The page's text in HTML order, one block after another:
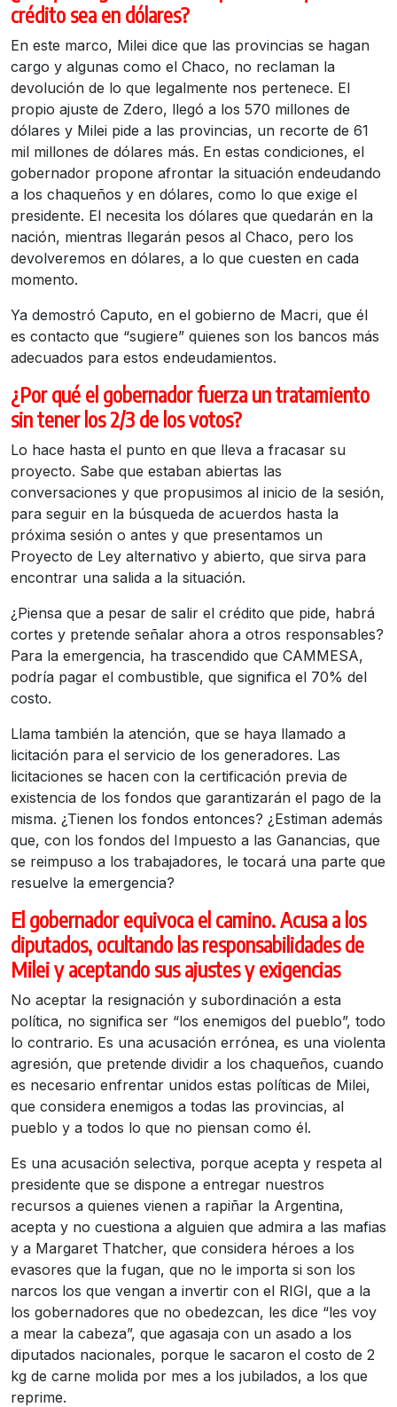
crédito sea en dólares?
En este marco, Milei dice que las provincias se hagan
cargo y algunas como el Chaco, no reclaman la
devolución de lo que legalmente nos pertenece. El
propio ajuste de Zdero, llegó a los 570 millones de
dólares y Milei pide a las provincias, un recorte de 61
mil millones de dólares más. En estas condiciones, el
gobernador propone afrontar la situación endeudando
a los chaqueños y en dólares, como lo que exige el
presidente. El necesita los dólares que quedarán en la
nación, mientras llegarán pesos al Chaco, pero los
devolveremos en dólares, a lo que cuesten en cada
momento.
Ya demostró Caputo, en el gobierno de Macri, que él
es contacto que “sugiere” quienes son los bancos más
adecuados para estos endeudamientos.
¿Por qué el gobernador fuerza un tratamiento
sin tener los 2/3 de los votos?
Lo hace hasta el punto en que lleva a fracasar su
proyecto. Sabe que estaban abiertas las
conversaciones y que propusimos al inicio de la sesión,
para seguir en la búsqueda de acuerdos hasta la
próxima sesión o antes y que presentamos un
Proyecto de Ley alternativo y abierto, que sirva para
encontrar una salida a la situación.
¿Piensa que a pesar de salir el crédito que pide, habrá
cortes y pretende señalar ahora a otros responsables?
Para la emergencia, ha trascendido que CAMMESA,
podría pagar el combustible, que significa el 70% del
costo.
Llama también la atención, que se haya llamado a
licitación para el servicio de los generadores. Las
licitaciones se hacen con la certificación previa de
existencia de los fondos que garantizarán el pago de la
misma. ¿Tienen los fondos entonces? ¿Estiman además
que, con los fondos del Impuesto a las Ganancias, que
se reimpuso a los trabajadores, le tocará una parte que
resuelve la emergencia?
El gobernador equivoca el camino. Acusa a los
diputados, ocultando las responsabilidades de
Milei y aceptando sus ajustes y exigencias
No aceptar la resignación y subordinación a esta
política, no significa ser “los enemigos del pueblo”, todo
lo contrario. Es una acusación errónea, es una violenta
agresión, que pretende dividir a los chaqueños, cuando
es necesario enfrentar unidos estas políticas de Milei,
que considera enemigos a todas las provincias, al
pueblo y a todos lo que no piensan como él.
Es una acusación selectiva, porque acepta y respeta al
presidente que se dispone a entregar nuestros
recursos a quienes vienen a rapiñar la Argentina,
acepta y no cuestiona a alguien que admira a las mafias
y a Margaret Thatcher, que considera héroes a los
evasores que la fugan, que no le importa si son los
narcos los que vengan a invertir con el RIGI, que a la
los gobernadores que no obedezcan, les dice “les voy
a mear la cabeza”, que agasaja con un asado a los
diputados nacionales, porque le sacaron el costo de 2
kg de carne molida por mes a los jubilados, a los que
reprime.